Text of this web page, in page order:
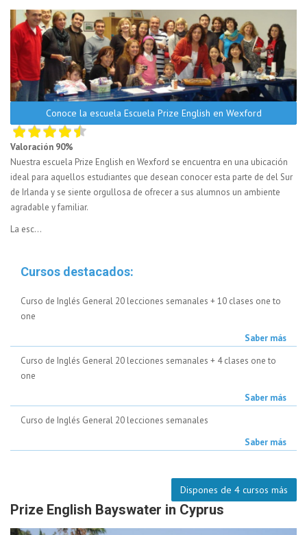
Conoce la escuela Escuela Prize English en Wexford
Valoración 90%
Nuestra escuela Prize English en Wexford se encuentra en una ubicación
ideal para aquellos estudiantes que desean conocer esta parte de del Sur
de Irlanda y se siente orgullosa de ofrecer a sus alumnos un ambiente
agradable y familiar.
La esc...
Cursos destacados:
Curso de Inglés General 20 lecciones semanales + 10 clases one to
one
Saber más
Curso de Inglés General 20 lecciones semanales + 4 clases one to
one
Saber más
Curso de Inglés General 20 lecciones semanales
Saber más
Dispones de 4 cursos más
Prize English Bayswater in Cyprus